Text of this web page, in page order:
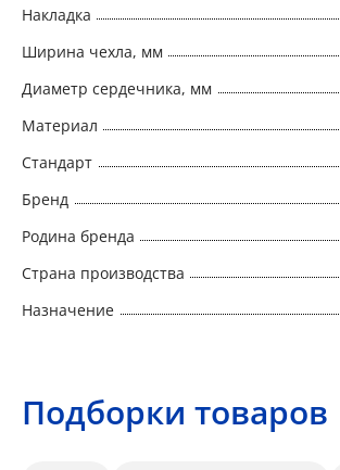
Накладка
Ширина чехла, мм
Диаметр сердечника, мм
Материал
Стандарт
Бренд
Родина бренда
Страна производства
Назначение
Подборки товаров